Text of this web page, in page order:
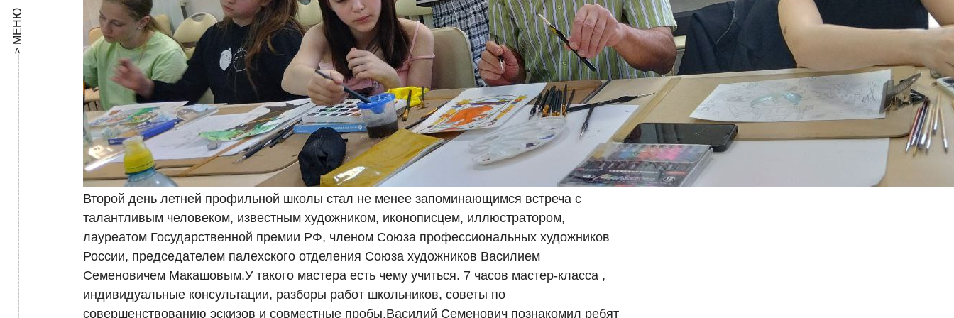
Второй день летней профильной школы стал не менее запоминающимся встреча с
талантливым человеком, известным художником, иконописцем, иллюстратором,
лауреатом Государственной премии РФ, членом Союза профессиональных художников
России, председателем палехского отделения Союза художников Василием
Семеновичем Макашовым.У такого мастера есть чему учиться. 7 часов мастер-класса ,
индивидуальные консультации, разборы работ школьников, советы по
совершенствованию эскизов и совместные пробы.Василий Семенович познакомил ребят